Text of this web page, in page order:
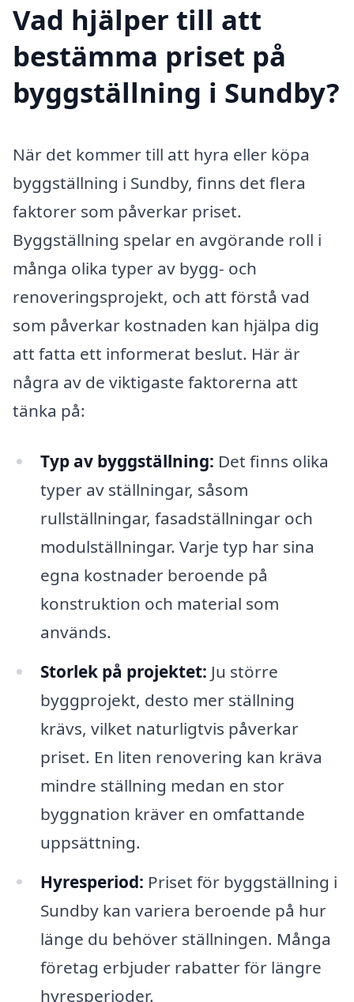
Vad hjälper till att
bestämma priset på
byggställning i Sundby?
När det kommer till att hyra eller köpa
byggställning i Sundby, finns det flera
faktorer som påverkar priset.
Byggställning spelar en avgörande roll i
många olika typer av bygg- och
renoveringsprojekt, och att förstå vad
som påverkar kostnaden kan hjälpa dig
att fatta ett informerat beslut. Här är
några av de viktigaste faktorerna att
tänka på:
Typ av byggställning: Det finns olika
typer av ställningar, såsom
rullställningar, fasadställningar och
modulställningar. Varje typ har sina
egna kostnader beroende på
konstruktion och material som
används.
Storlek på projektet: Ju större
byggprojekt, desto mer ställning
krävs, vilket naturligtvis påverkar
priset. En liten renovering kan kräva
mindre ställning medan en stor
byggnation kräver en omfattande
uppsättning.
Hyresperiod: Priset för byggställning i
Sundby kan variera beroende på hur
länge du behöver ställningen. Många
företag erbjuder rabatter för längre
hyresperioder.